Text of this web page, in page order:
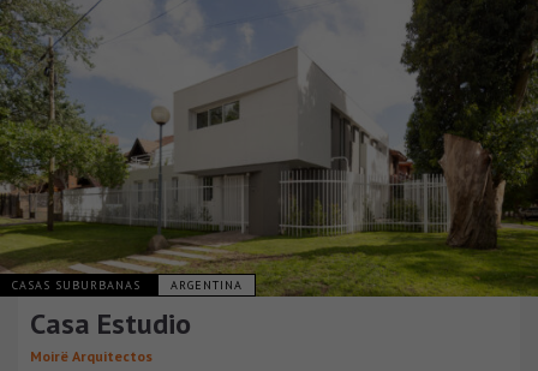
CASAS SUBURBANAS ARGENTINA
Casa Estudio
Moirë Arquitectos